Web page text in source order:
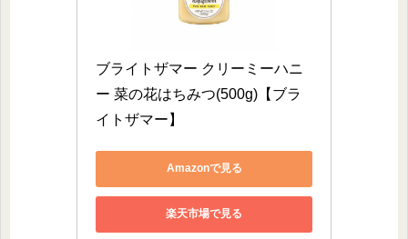
ブライトザマー クリーミーハニ
ー 菜の花はちみつ(500g)【ブラ
イトザマー】
Amazonで見る
楽天市場で見る